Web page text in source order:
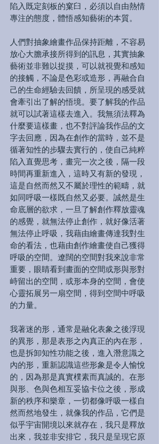
陷入既定刻板的窠臼，必須以自由熱情
專注的態度，體悟感知藝術的本質。
人們對抽象繪畫作品保持距離，不容易
放心大膽承接所得到的訊息，其實抽象
藝術並非難以捉摸，可以就視覺和感知
的接觸，不論是色彩或造形，再融合自
己的生命經驗去回饋，所呈現的感受就
會牽引出了解的悟境。要了解我的作品
就可以試著這樣去進入。我無須法釋為
什麼要這樣畫，也不對評論我作品的文
字去回應，因為在創作的當時，並不是
循著知性的步驟去實行的，使自己純粹
陷入直覺思考，畫完一次之後，隔一段
時間再重新進入，這時又有新的發現，
這是自然而然又不屬於理性的範疇，就
如同呼吸一樣既自然又必要。誠然是生
命底層的欲求，一旦了解創作釋放靈魂
的感覺，就無法停止創作，就好像活著
無法停止呼吸，我藉由繪畫傳達我對生
命的看法，也藉由創作繪畫使自己獲得
呼吸的空間。遼闊的空間對我來說非常
重要，眼睛看到畫面的空間或形與形對
峙留出的空間，或形本身的空間，會使
心靈拓展另一扇空間，得到空間中呼吸
的力量。
我著迷的形，通常是融化表象之後浮現
的異形，那是表形之內真正的內在形，
也是拆卸知性功能之後，進入潛意識之
內的形，重新認識這些形象是令人愉悅
的，因為那是真實樸素而真誠的。在形
與形、色與色相互妥協卡位之後，形成
新的秩序和樂章，一切都像呼吸一樣自
然而然地發生，就像我的作品，它們是
似乎宇宙開境以來就存在，我只是釋放
出來，我並非安排它，我只是呈現它原